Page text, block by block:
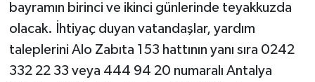
bayramın birinci ve ikinci günlerinde teyakkuzda
olacak. İhtiyaç duyan vatandaşlar, yardım
taleplerini Alo Zabıta 153 hattının yanı sıra 0242
332 22 33 veya 444 94 20 numaralı Antalya